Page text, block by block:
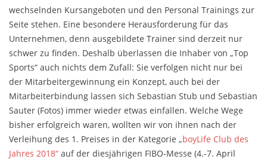
wechselnden Kursangeboten und den Personal Trainings zur
Seite stehen. Eine besondere Herausforderung für das
Unternehmen, denn ausgebildete Trainer sind derzeit nur
schwer zu finden. Deshalb überlassen die Inhaber von „Top
Sports“ auch nichts dem Zufall: Sie verfolgen nicht nur bei
der Mitarbeitergewinnung ein Konzept, auch bei der
Mitarbeiterbindung lassen sich Sebastian Stub und Sebastian
Sauter (Fotos) immer wieder etwas einfallen. Welche Wege
bisher erfolgreich waren, wollten wir von ihnen nach der
Verleihung des 1. Preises in der Kategorie „boyLife Club des
Jahres 2018“ auf der diesjährigen FIBO-Messe (4.-7. April